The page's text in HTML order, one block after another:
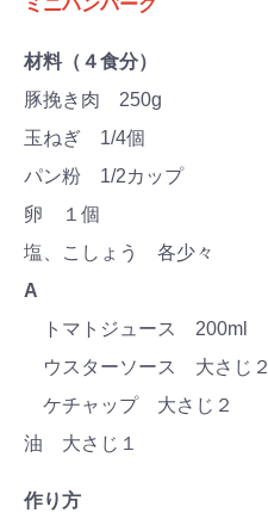
ミニハンバーグ
材料（４食分）
豚挽き肉 250g
玉ねぎ 1/4個
パン粉 1/2カップ
卵 １個
塩、こしょう 各少々
A
トマトジュース 200ml
ウスターソース 大さじ２
ケチャップ 大さじ２
油 大さじ１
作り方